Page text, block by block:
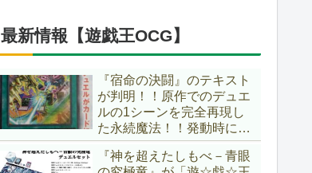
「コスモス姫」などの人気
テーマ強化に加え、「冥
跡」もテーマ化です！！
【遊戯王ラッシュデュエ
ル】
最新情報【遊戯王OCG】
『宿命の決闘』のテキスト
が判明！！原作でのデュエ
ルの1シーンを完全再現し
た永続魔法！！発動時に無
差別にモンスターを裏返す
効果も、なかなかの影響力
『神を超えたしもべ－青眼